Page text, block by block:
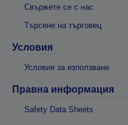
Свържете се с нас
Търсене на търговец
Условия
Условия за използване
Правна информация
Safety Data Sheets